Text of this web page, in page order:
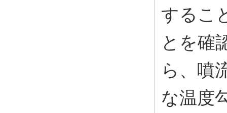
するこ
とを確
ら、噴
な温度